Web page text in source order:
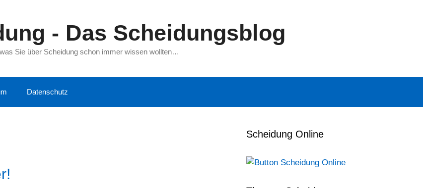
- Das Scheidungsblog
was Sie über Scheidung schon immer wissen wollten…
Datenschutz
Scheidung Online